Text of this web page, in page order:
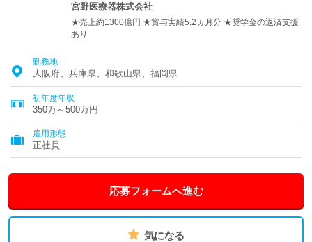
宮野医療器株式会社
★売上約1300億円 ★賞与実績5.2ヵ月分 ★奨学金の返済支援
あり
勤務地
大阪府、兵庫県、和歌山県、福岡県
初年度年収
350万～500万円
雇用形態
正社員
応募フォームへ進む
気になる